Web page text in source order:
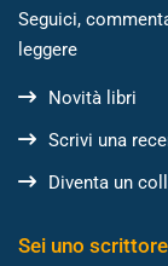
Seguici,
leggere
Novità libri
Scrivi una
Diventa un
Sei uno